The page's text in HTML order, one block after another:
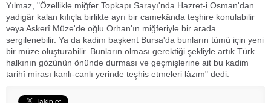
Yılmaz, "Özellikle miğfer Topkapı Sarayı'nda Hazret-i Osman'dan
yadigâr kalan kılıçla birlikte ayrı bir camekânda teşhire konulabilir
veya Askerî Müze'de oğlu Orhan'ın miğferiyle bir arada
sergilenebilir. Ya da kadim başkent Bursa'da bunların tümü için yeni
bir müze oluşturabilir. Bunların olması gerektiği şekliyle artık Türk
halkının gözünün önünde durması ve geçmişlerine ait bu kadim
tarihî mirası kanlı-canlı yerinde teşhis etmeleri lâzım" dedi.